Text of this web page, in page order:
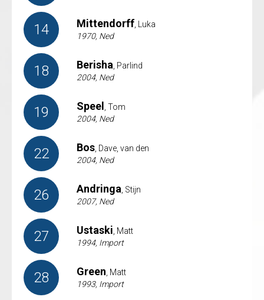
14 Mittendorff , Luka
1970, Ned
18 Berisha , Parlind
2004, Ned
19 Speel
, Tom
2004, Ned
22 Bos , Dave, van den
2004, Ned
26 Andringa , Stijn
2007, Ned
27 Ustaski , Matt
1994, Import
28 Green , Matt
1993, Import